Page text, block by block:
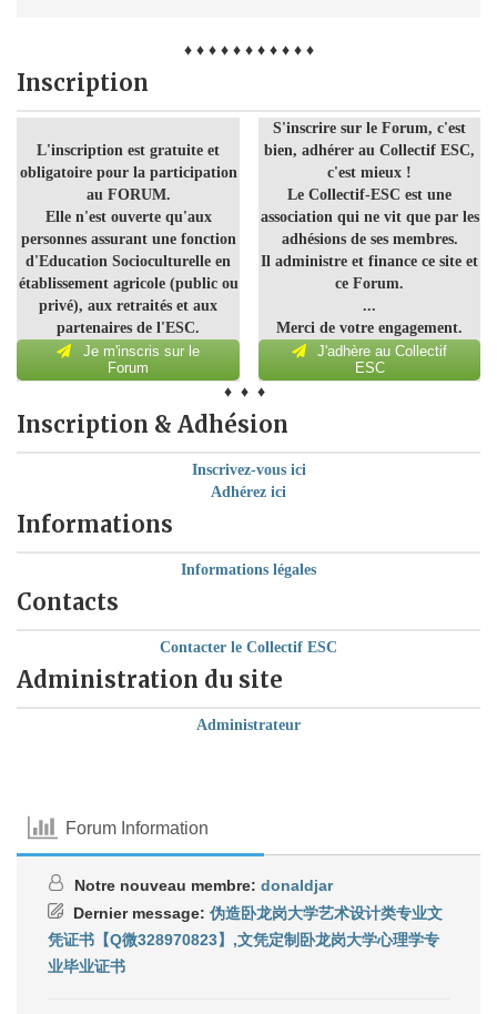
♦ ♦ ♦ ♦ ♦ ♦ ♦ ♦ ♦ ♦ ♦
Inscription
L'inscription est gratuite et
obligatoire pour la participation
au FORUM.
Elle n'est ouverte qu'aux
personnes assurant une fonction
d'Education Socioculturelle en
établissement agricole (public ou
privé), aux retraités et aux
partenaires de l'ESC.
Je m'inscris sur le
Forum
S'inscrire sur le Forum, c'est
bien, adhérer au Collectif ESC,
c'est mieux !
Le Collectif-ESC est une
association qui ne vit que par les
adhésions de ses membres.
Il administre et finance ce site et
ce Forum.
...
Merci de votre engagement.
J'adhère au Collectif
ESC
♦ ♦ ♦
Inscription & Adhésion
Inscrivez-vous ici
Adhérez ici
Informations
Informations légales
Contacts
Contacter le Collectif ESC
Administration du site
Administrateur
Forum Information
Notre nouveau membre: donaldjar
Dernier message: 伪造卧龙岗大学艺术设计类专业文
凭证书【Q微328970823】,文凭定制卧龙岗大学心理学专
业毕业证书